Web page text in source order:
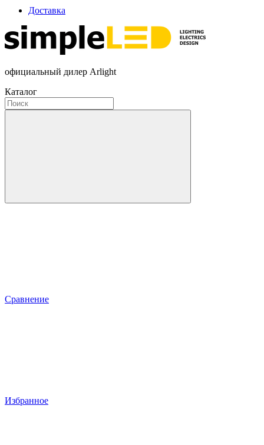
Доставка
официальный дилер Arlight
Каталог
Сравнение
Избранное